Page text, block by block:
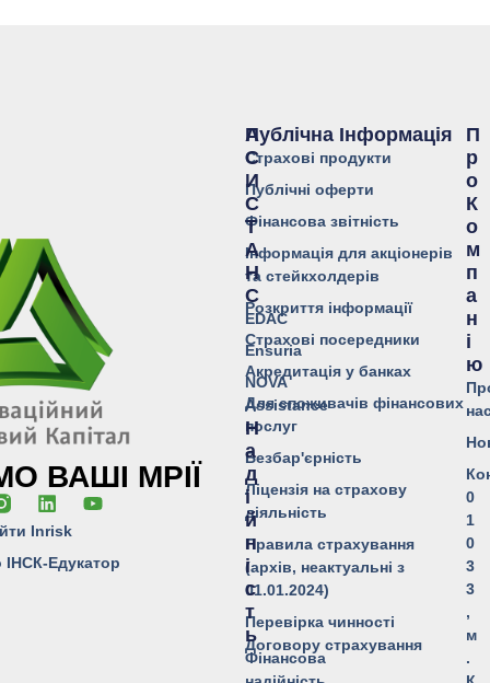
ВАШІ МРІЇ
Inrisk
ІНСК-Едукатор
Публічна Інформація
Страхові продукти
Публічні оферти
Фінансова звітність
Інформація для акціонерів
та стейкхолдерів
Розкриття інформації
Страхові посередники
Акредитація у банках
Для споживачів фінансових
послуг
Безбар'єрність
Ліцензія на страхову
діяльність
Правила страхування
(архів, неактуальні з
01.01.2024)
Перевірка чинності
Договору страхування
А
С
И
С
Т
А
Н
С
EDAC
Ensuria
NOVA
Assistance
Н
А
Д
І
Й
Н
І
С
Т
Ь
Фінансова
П
Р
О
К
О
М
П
А
Н
І
Ю
0
1
0
3
3
,
м
.